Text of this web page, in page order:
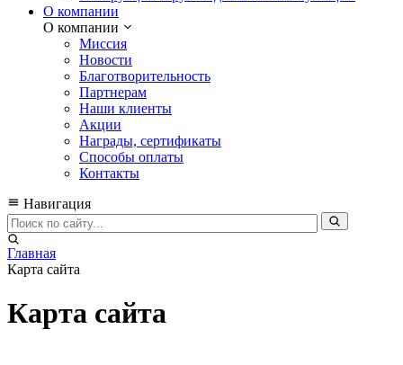
О компании
О компании
Миссия
Новости
Благотворительность
Партнерам
Наши клиенты
Акции
Награды, сертификаты
Способы оплаты
Контакты
Навигация
Главная
Карта сайта
Карта сайта